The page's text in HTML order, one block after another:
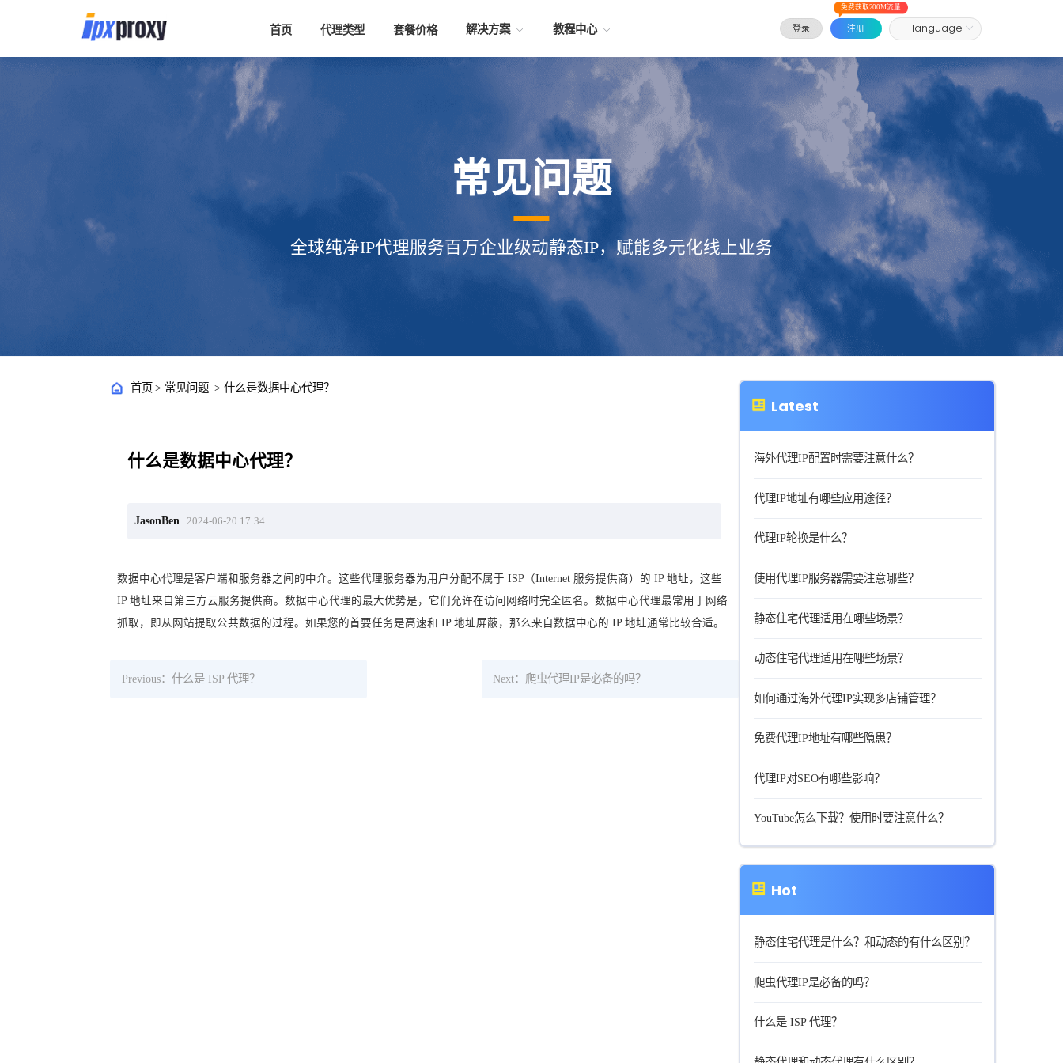
首页 代理类型 套餐价格 解决方案 教程中心 登录
免费获取200M流量
注册
常见问题
全球纯净IP代理服务百万企业级动静态IP，赋能多元化线上业务
首页 > 常见问题 > 什么是数据中心代理？
什么是数据中心代理？
JasonBen 2024-06-20 17:34
数据中心代理是客户端和服务器之间的中介。这些代理服务器为用户分配不属于 ISP（Internet 服务提供商）的 IP 地址，这些
IP 地址来自第三方云服务提供商。数据中心代理的最大优势是，它们允许在访问网络时完全匿名。数据中心代理最常用于网络
抓取，即从网站提取公共数据的过程。如果您的首要任务是高速和 IP 地址屏蔽，那么来自数据中心的 IP 地址通常比较合适。
Previous：什么是 ISP 代理？ Next：爬虫代理IP是必备的吗？
Latest
海外代理IP配置时需要注意什么？
代理IP地址有哪些应用途径？
代理IP轮换是什么？
使用代理IP服务器需要注意哪些？
静态住宅代理适用在哪些场景？
动态住宅代理适用在哪些场景？
如何通过海外代理IP实现多店铺管理？
免费代理IP地址有哪些隐患？
代理IP对SEO有哪些影响？
YouTube怎么下载？使用时要注意什么？
Hot
静态住宅代理是什么？和动态的有什么区别？
爬虫代理IP是必备的吗？
什么是 ISP 代理？